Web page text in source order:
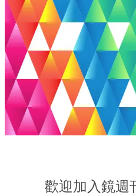
歡迎加入鏡週